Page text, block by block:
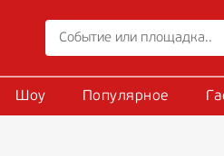
Шоу Популярное